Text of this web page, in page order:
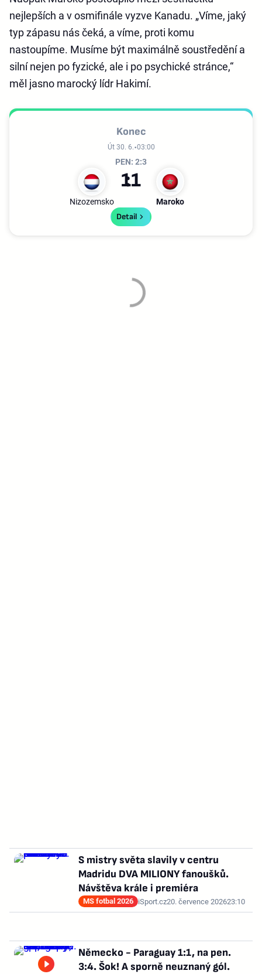
nejlepších a v osmifinále vyzve Kanadu. „Víme, jaký
typ zápasu nás čeká, a víme, proti komu
nastoupíme. Musíme být maximálně soustředění a
silní nejen po fyzické, ale i po psychické stránce,“
měl jasno marocký lídr Hakimí.
Konec
Út 30. 6. 03:00
PEN: 2:3
Nizozemsko
1
Maroko
1
Detail
S mistry světa slavily v centru
Madridu DVA MILIONY fanoušků.
Návštěva krále i premiéra
MS fotbal 2026 iSport.cz20. července 202623:10
Německo - Paraguay 1:1, na pen.
3:4. Šok! A sporně neuznaný gól.